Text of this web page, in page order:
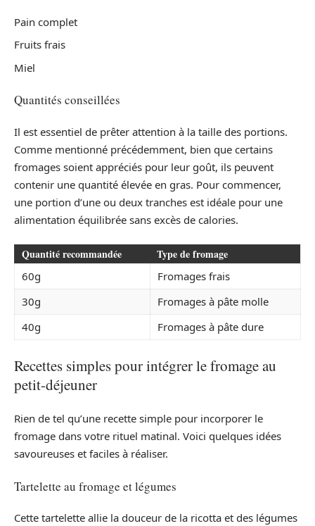
Pain complet
Fruits frais
Miel
Quantités conseillées
Il est essentiel de prêter attention à la taille des portions.
Comme mentionné précédemment, bien que certains
fromages soient appréciés pour leur goût, ils peuvent
contenir une quantité élevée en gras. Pour commencer,
une portion d’une ou deux tranches est idéale pour une
alimentation équilibrée sans excès de calories.
Quantité recommandée Type de fromage
60g
Fromages frais
30g
Fromages à pâte molle
40g
Fromages à pâte dure
Recettes simples pour intégrer le fromage au
petit-déjeuner
Rien de tel qu’une recette simple pour incorporer le
fromage dans votre rituel matinal. Voici quelques idées
savoureuses et faciles à réaliser.
Tartelette au fromage et légumes
Cette tartelette allie la douceur de la ricotta et des légumes